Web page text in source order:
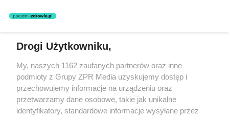
nie prowadzi działalności leczniczej polegającej na udzielaniu
świadczeń zdrowotnych w rozumieniu art. 3 ust 1 ustawy o
Żaden utwór zamieszczony w serwisie nie może być powielany i
rozpowszechniany lub dalej rozpowszechniany w jakikolwiek sposób
(w tym także elektroniczny lub mechaniczny) na jakimkolwiek polu
eksploatacji w jakiejkolwiek formie, włącznie z umieszczaniem w
Internecie bez pisemnej zgody właściciela praw. Jakiekolwiek użycie
lub wykorzystanie utworów w całości lub w części z naruszeniem
prawa, tzn. bez właściwej zgody, jest zabronione pod groźbą kary i
Drogi Użytkowniku,
My, naszych 1162 zaufanych partnerów oraz inne
podmioty z Grupy ZPR Media uzyskujemy dostęp i
przechowujemy informacje na urządzeniu oraz
przetwarzamy dane osobowe, takie jak unikalne
identyfikatory, standardowe informacje wysyłane przez